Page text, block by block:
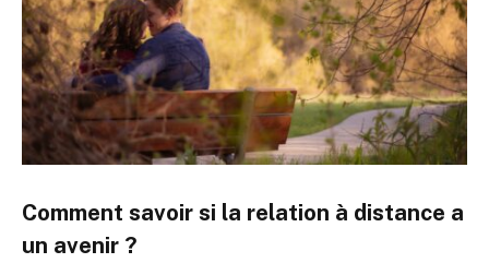
Comment savoir si la relation à distance a
un avenir ?